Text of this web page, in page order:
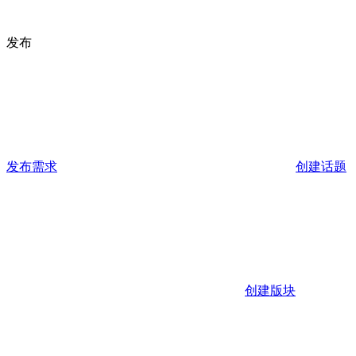
发布
发布需求 创建话题
创建版块